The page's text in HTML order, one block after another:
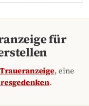
für
Traueranzeige, eine
.